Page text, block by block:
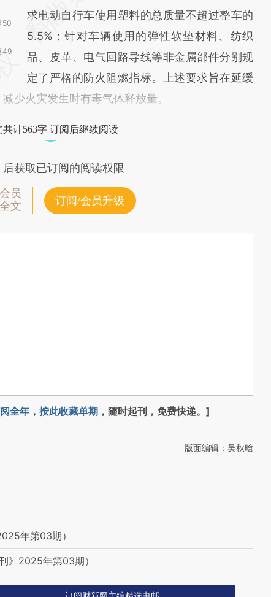
50
49
求电动自行车使用塑料的总质量不超过整车的
5.5%；针对车辆使用的弹性软垫材料、纺织
品、皮革、电气回路导线等非金属部件分别规
定了严格的防火阻燃指标。上述要求旨在延缓
少火灾发生时有毒气体释放量。
共计563字 订阅后继续阅读
后获取已订阅的阅读权限
员
文
订阅/会员升级
全年 ， 按此收藏单期 ，随时起刊，免费快递。]
版面编辑：吴秋晗
年第03期）
》2025年第03期）